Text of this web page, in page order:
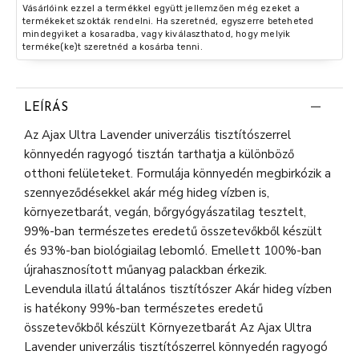
Vásárlóink ezzel a termékkel együtt jellemzően még ezeket a
termékeket szokták rendelni. Ha szeretnéd, egyszerre beteheted
mindegyiket a kosaradba, vagy kiválaszthatod, hogy melyik
terméke(ke)t szeretnéd a kosárba tenni.
LEÍRÁS
Az Ajax Ultra Lavender univerzális tisztítószerrel
könnyedén ragyogó tisztán tarthatja a különböző
otthoni felületeket. Formulája könnyedén megbirkózik a
szennyeződésekkel akár még hideg vízben is,
környezetbarát, vegán, bőrgyógyászatilag tesztelt,
99%-ban természetes eredetű összetevőkből készült
és 93%-ban biológiailag lebomló. Emellett 100%-ban
újrahasznosított műanyag palackban érkezik.
Levendula illatú általános tisztítószer Akár hideg vízben
is hatékony 99%-ban természetes eredetű
összetevőkből készült Környezetbarát Az Ajax Ultra
Lavender univerzális tisztítószerrel könnyedén ragyogó